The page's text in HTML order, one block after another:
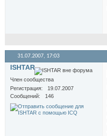
31.07.2007, 17:03
ISHTAR
Член сообщества
Регистрация
19.07.2007
Сообщений
146